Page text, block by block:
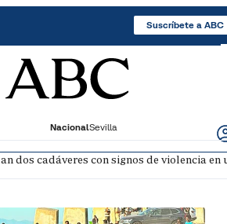
Suscríbete a ABC
NacionalSevilla
dos cadáveres con signos de violencia